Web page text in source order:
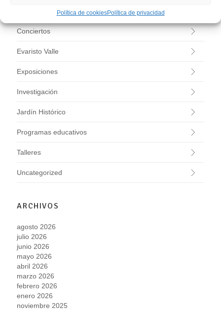
Política de cookiesPolítica de privacidad
Arte Contemporáneo
Conciertos
Evaristo Valle
Exposiciones
Investigación
Jardín Histórico
Programas educativos
Talleres
Uncategorized
ARCHIVOS
agosto 2026
julio 2026
junio 2026
mayo 2026
abril 2026
marzo 2026
febrero 2026
enero 2026
noviembre 2025